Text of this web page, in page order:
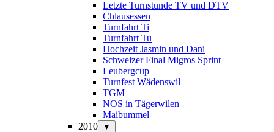
Letzte Turnstunde TV und DTV
Chlausessen
Turnfahrt Ti
Turnfahrt Tu
Hochzeit Jasmin und Dani
Schweizer Final Migros Sprint
Leubergcup
Turnfest Wädenswil
TGM
NOS in Tägerwilen
Maibummel
2010
▼